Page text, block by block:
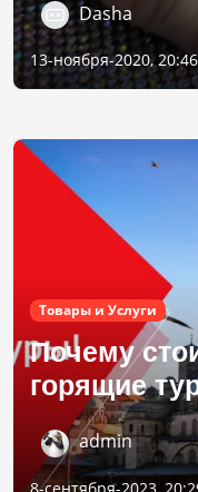
Dasha
13-ноября-2020, 20:46
Товары и Услуги
Почему
горящие
admin
8-сентября-2023,